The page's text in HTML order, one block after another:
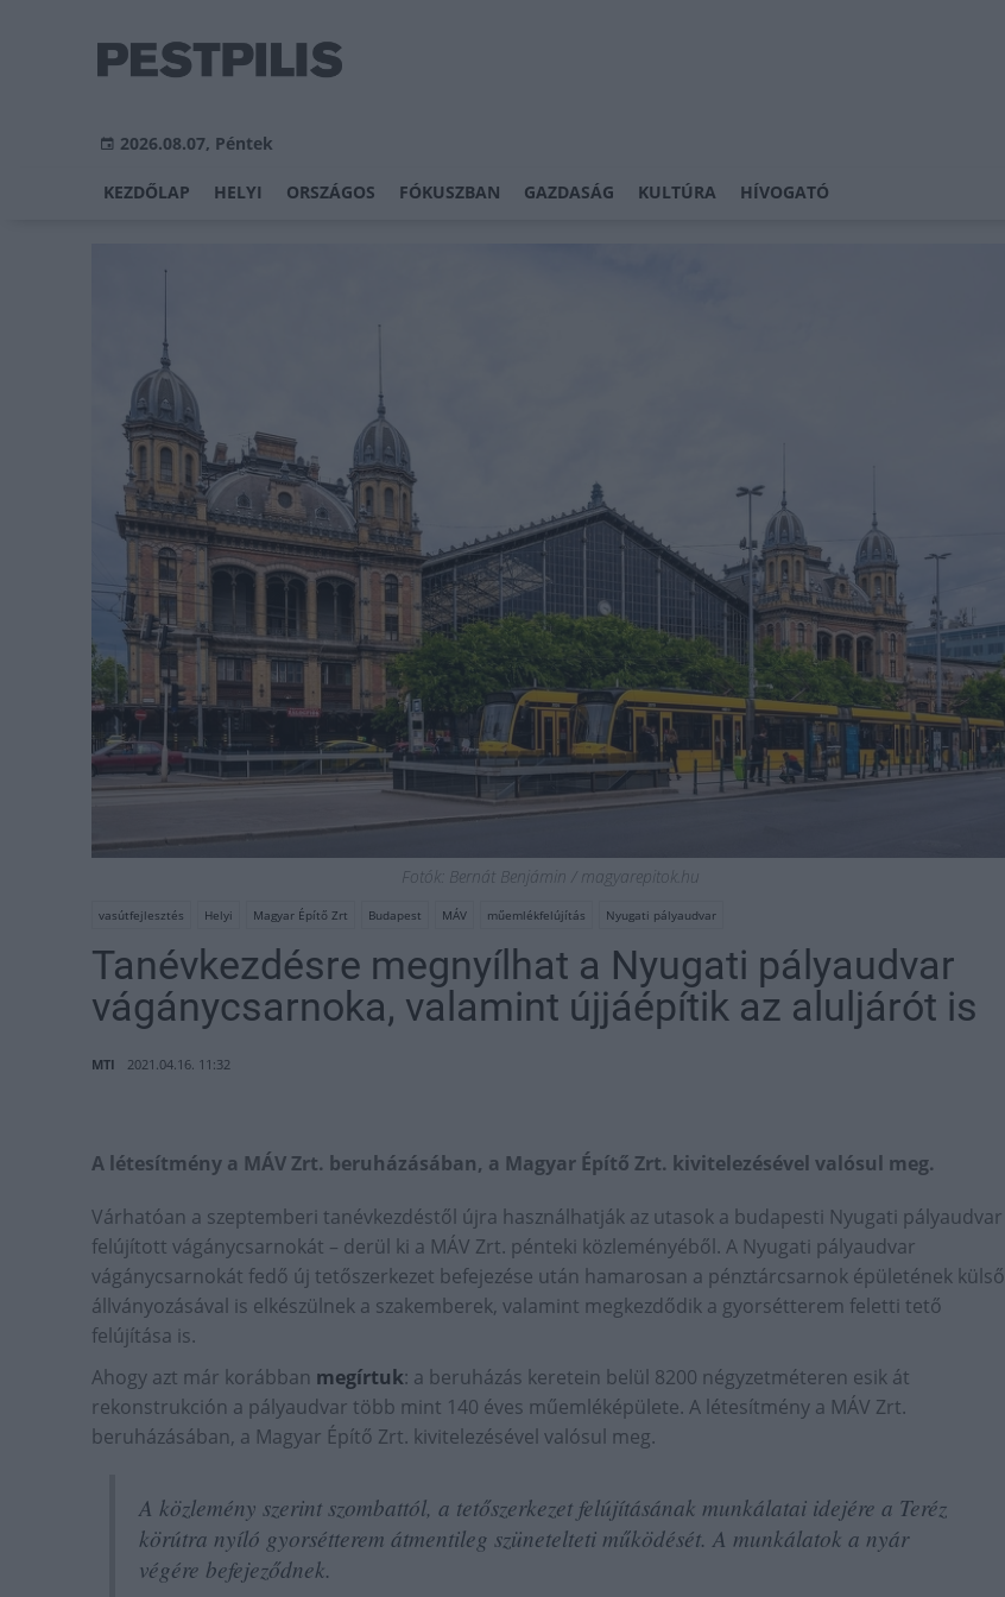
2026.08.07, Péntek
KEZDŐLAP HELYI ORSZÁGOS FÓKUSZBAN GAZDASÁG KULTÚRA HÍVOGATÓ
Fotók: Bernát Benjámin / magyarepitok.hu
vasútfejlesztés Helyi Magyar Építő Zrt Budapest MÁV műemlékfelújítás Nyugati pályaudvar
Tanévkezdésre megnyílhat a Nyugati pályaudvar
vágánycsarnoka, valamint újjáépítik az aluljárót is
MTI 2021.04.16. 11:32
A létesítmény a MÁV Zrt. beruházásában, a Magyar Építő Zrt. kivitelezésével valósul meg.
Várhatóan a szeptemberi tanévkezdéstől újra használhatják az utasok a budapesti Nyugati pályaudvar
felújított vágánycsarnokát – derül ki a MÁV Zrt. pénteki közleményéből. A Nyugati pályaudvar
vágánycsarnokát fedő új tetőszerkezet befejezése után hamarosan a pénztárcsarnok épületének külső
állványozásával is elkészülnek a szakemberek, valamint megkezdődik a gyorsétterem feletti tető
felújítása is.
Ahogy azt már korábban megírtuk: a beruházás keretein belül 8200 négyzetméteren esik át
rekonstrukción a pályaudvar több mint 140 éves műemléképülete. A létesítmény a MÁV Zrt.
beruházásában, a Magyar Építő Zrt. kivitelezésével valósul meg.
A közlemény szerint szombattól, a tetőszerkezet felújításának munkálatai idejére a Teréz
körútra nyíló gyorsétterem átmentileg szünetelteti működését. A munkálatok a nyár
végére befejeződnek.